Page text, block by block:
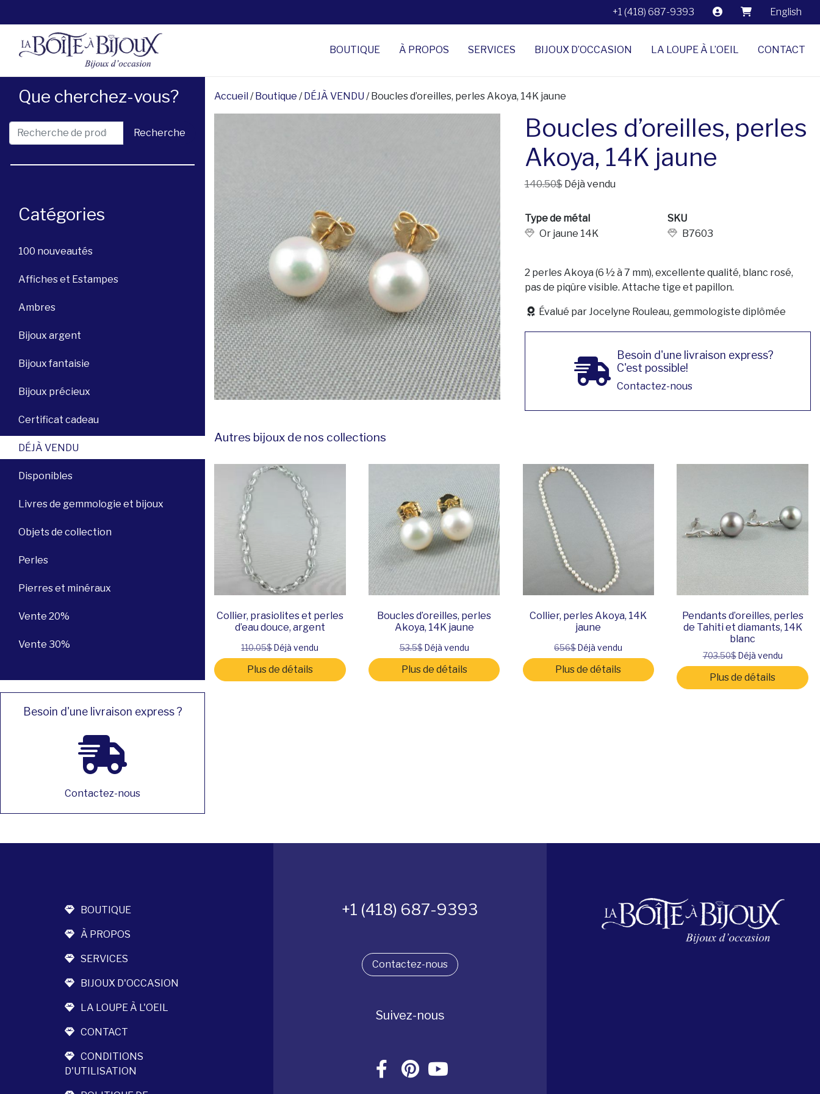
+1 (418) 687-9393 English
BOUTIQUE À PROPOS SERVICES BIJOUX D’OCCASION LA LOUPE À L’OEIL CONTACT
Que cherchez-vous?
Recherche pour : Recherche
Catégories
100 nouveautés
Affiches et Estampes
Ambres
Bijoux argent
Bijoux fantaisie
Bijoux précieux
Certificat cadeau
DÉJÀ VENDU
Disponibles
Livres de gemmologie et bijoux
Objets de collection
Perles
Pierres et minéraux
Vente 20%
Vente 30%
Besoin d'une livraison express ?
Contactez-nous
Accueil /Boutique /DÉJÀ VENDU / Boucles d’oreilles, perles Akoya, 14K jaune
Boucles d’oreilles, perles
Akoya, 14K jaune
140.50$Déjà vendu
Type de métal
Or jaune 14K
SKU
B7603
2 perles Akoya (6 ½ à 7 mm), excellente qualité, blanc rosé,
pas de piqûre visible. Attache tige et papillon.
Évalué par Jocelyne Rouleau, gemmologiste diplômée
Besoin d'une livraison express?
C'est possible!
Contactez-nous
Autres bijoux de nos collections
Collier, prasiolites et perles
d’eau douce, argent
110.05$Déjà vendu
Plus de détails
Boucles d’oreilles, perles
Akoya, 14K jaune
53.5$Déjà vendu
Plus de détails
Collier, perles Akoya, 14K
jaune
656$Déjà vendu
Plus de détails
Pendants d’oreilles, perles
de Tahiti et diamants, 14K
blanc
703.50$Déjà vendu
Plus de détails
BOUTIQUE
À PROPOS
SERVICES
BIJOUX D'OCCASION
LA LOUPE À L'OEIL
CONTACT
CONDITIONS
D'UTILISATION
+1 (418) 687-9393
Contactez-nous
Suivez-nous